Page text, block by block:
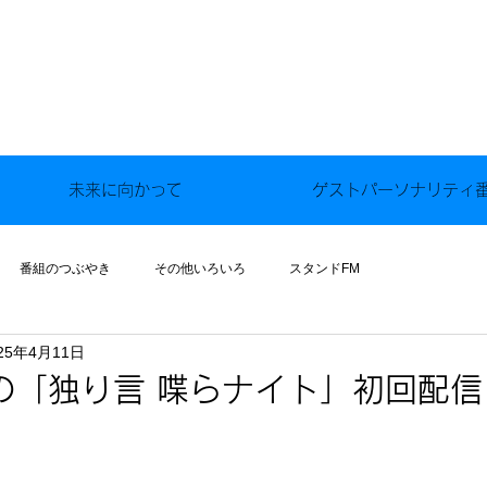
未来に向かって ゲストパーソナリティ
番組のつぶやき その他いろいろ スタンドFM
「独り言 喋らナイト」初回配信
年4月11日